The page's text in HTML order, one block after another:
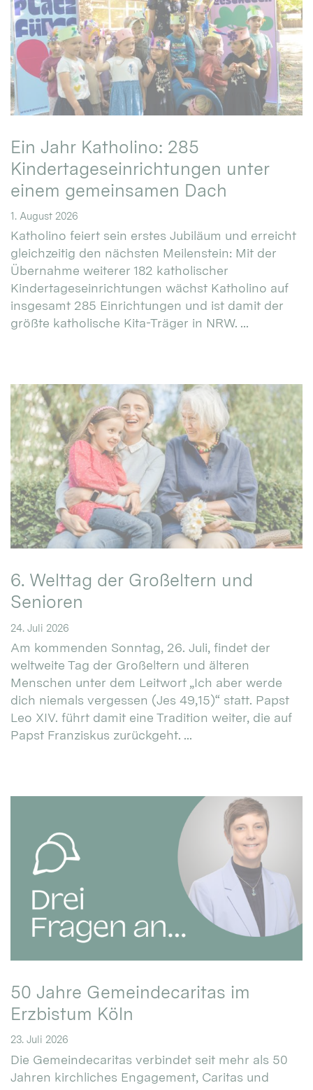
Ein Jahr Katholino: 285
Kindertageseinrichtungen unter
einem gemeinsamen Dach
1. August 2026
Katholino feiert sein erstes Jubiläum und erreicht
gleichzeitig den nächsten Meilenstein: Mit der
Übernahme weiterer 182 katholischer
Kindertageseinrichtungen wächst Katholino auf
insgesamt 285 Einrichtungen und ist damit der
größte katholische Kita-Träger in NRW. ...
6. Welttag der Großeltern und
Senioren
24. Juli 2026
Am kommenden Sonntag, 26. Juli, findet der
weltweite Tag der Großeltern und älteren
Menschen unter dem Leitwort „Ich aber werde
dich niemals vergessen (Jes 49,15)“ statt. Papst
Leo XIV. führt damit eine Tradition weiter, die auf
Papst Franziskus zurückgeht. ...
50 Jahre Gemeindecaritas im
Erzbistum Köln
23. Juli 2026
Die Gemeindecaritas verbindet seit mehr als 50
Jahren kirchliches Engagement, Caritas und